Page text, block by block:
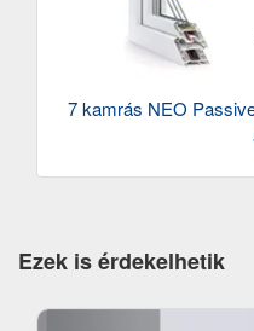
7 kamrás NEO
Ezek is érdekelhetik